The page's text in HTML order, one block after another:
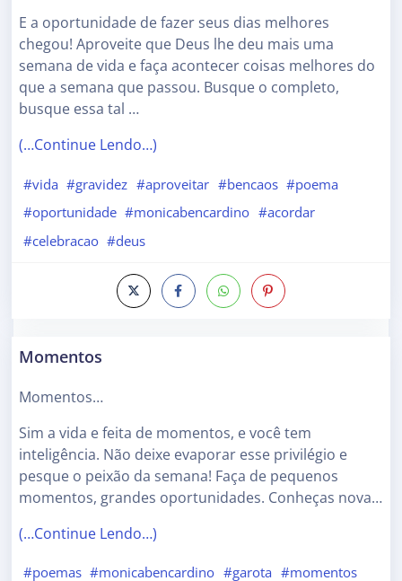
E a oportunidade de fazer seus dias melhores
chegou! Aproveite que Deus lhe deu mais uma
semana de vida e faça acontecer coisas melhores do
que a semana que passou. Busque o completo,
busque essa tal …
(…Continue Lendo…)
#vida #gravidez #aproveitar #bencaos #poema
#oportunidade #monicabencardino #acordar
#celebracao #deus
Momentos
Momentos…
Sim a vida e feita de momentos, e você tem
inteligência. Não deixe evaporar esse privilégio e
pesque o peixão da semana! Faça de pequenos
momentos, grandes oportunidades. Conheças nova…
(…Continue Lendo…)
#poemas #monicabencardino #garota #momentos